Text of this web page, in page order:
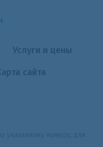
Услуги и цены
сайта